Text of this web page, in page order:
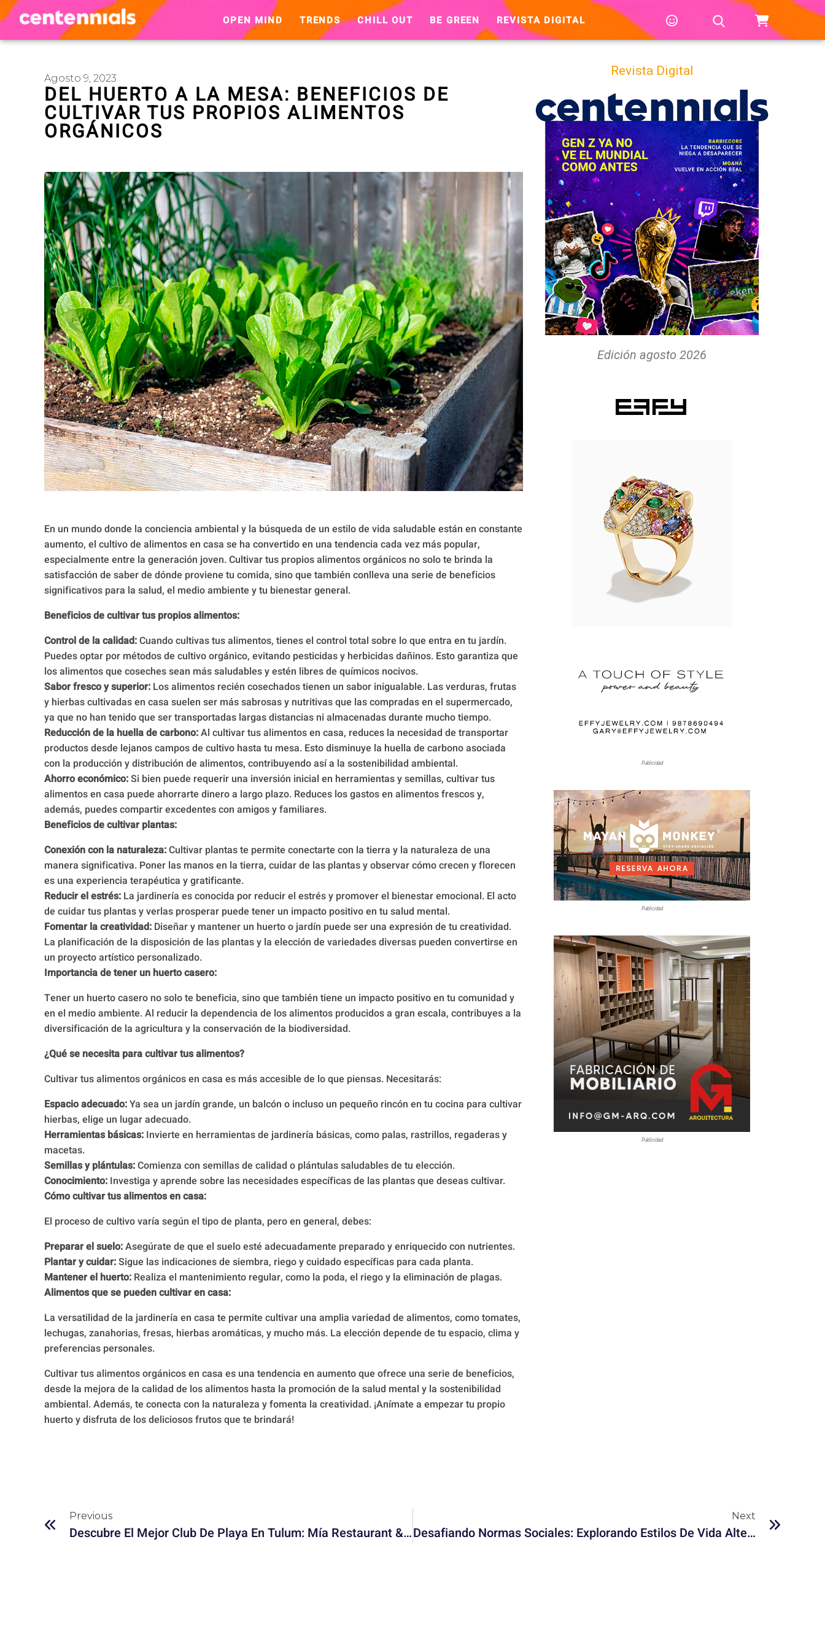
OPEN MIND TRENDS CHILL OUT BE GREEN REVISTA DIGITAL
Agosto 9, 2023
DEL HUERTO A LA MESA: BENEFICIOS DE
CULTIVAR TUS PROPIOS ALIMENTOS
ORGÁNICOS
En un mundo donde la conciencia ambiental y la búsqueda de un estilo de vida saludable están en constante
aumento, el cultivo de alimentos en casa se ha convertido en una tendencia cada vez más popular,
especialmente entre la generación joven. Cultivar tus propios alimentos orgánicos no solo te brinda la
satisfacción de saber de dónde proviene tu comida, sino que también conlleva una serie de beneficios
significativos para la salud, el medio ambiente y tu bienestar general.
Beneficios de cultivar tus propios alimentos:
Control de la calidad:Cuando cultivas tus alimentos, tienes el control total sobre lo que entra en tu jardín.
Puedes optar por métodos de cultivo orgánico, evitando pesticidas y herbicidas dañinos. Esto garantiza que
los alimentos que coseches sean más saludables y estén libres de químicos nocivos.
Sabor fresco y superior: Los alimentos recién cosechados tienen un sabor inigualable. Las verduras, frutas
y hierbas cultivadas en casa suelen ser más sabrosas y nutritivas que las compradas en el supermercado,
ya que no han tenido que ser transportadas largas distancias ni almacenadas durante mucho tiempo.
Reducción de la huella de carbono:Al cultivar tus alimentos en casa, reduces la necesidad de transportar
productos desde lejanos campos de cultivo hasta tu mesa. Esto disminuye la huella de carbono asociada
con la producción y distribución de alimentos, contribuyendo así a la sostenibilidad ambiental.
Ahorro económico:Si bien puede requerir una inversión inicial en herramientas y semillas, cultivar tus
alimentos en casa puede ahorrarte dinero a largo plazo. Reduces los gastos en alimentos frescos y,
además, puedes compartir excedentes con amigos y familiares.
Beneficios de cultivar plantas:
Conexión con la naturaleza:Cultivar plantas te permite conectarte con la tierra y la naturaleza de una
manera significativa. Poner las manos en la tierra, cuidar de las plantas y observar cómo crecen y florecen
es una experiencia terapéutica y gratificante.
Reducir el estrés: La jardinería es conocida por reducir el estrés y promover el bienestar emocional. El acto
de cuidar tus plantas y verlas prosperar puede tener un impacto positivo en tu salud mental.
Fomentar la creatividad: Diseñar y mantener un huerto o jardín puede ser una expresión de tu creatividad.
La planificación de la disposición de las plantas y la elección de variedades diversas pueden convertirse en
un proyecto artístico personalizado.
Importancia de tener un huerto casero:
Tener un huerto casero no solo te beneficia, sino que también tiene un impacto positivo en tu comunidad y
en el medio ambiente. Al reducir la dependencia de los alimentos producidos a gran escala, contribuyes a la
diversificación de la agricultura y la conservación de la biodiversidad.
¿Qué se necesita para cultivar tus alimentos?
Cultivar tus alimentos orgánicos en casa es más accesible de lo que piensas. Necesitarás:
Espacio adecuado:Ya sea un jardín grande, un balcón o incluso un pequeño rincón en tu cocina para cultivar
hierbas, elige un lugar adecuado.
Herramientas básicas: Invierte en herramientas de jardinería básicas, como palas, rastrillos, regaderas y
macetas.
Semillas y plántulas:Comienza con semillas de calidad o plántulas saludables de tu elección.
Conocimiento: Investiga y aprende sobre las necesidades específicas de las plantas que deseas cultivar.
Cómo cultivar tus alimentos en casa:
El proceso de cultivo varía según el tipo de planta, pero en general, debes:
Preparar el suelo:Asegúrate de que el suelo esté adecuadamente preparado y enriquecido con nutrientes.
Plantar y cuidar:Sigue las indicaciones de siembra, riego y cuidado específicas para cada planta.
Mantener el huerto: Realiza el mantenimiento regular, como la poda, el riego y la eliminación de plagas.
Alimentos que se pueden cultivar en casa:
La versatilidad de la jardinería en casa te permite cultivar una amplia variedad de alimentos, como tomates,
lechugas, zanahorias, fresas, hierbas aromáticas, y mucho más. La elección depende de tu espacio, clima y
preferencias personales.
Cultivar tus alimentos orgánicos en casa es una tendencia en aumento que ofrece una serie de beneficios,
desde la mejora de la calidad de los alimentos hasta la promoción de la salud mental y la sostenibilidad
ambiental. Además, te conecta con la naturaleza y fomenta la creatividad. ¡Anímate a empezar tu propio
huerto y disfruta de los deliciosos frutos que te brindará!
Revista Digital
Edición agosto 2026
Publicidad
Publicidad
Publicidad
Previous
Descubre El Mejor Club De Playa En Tulum: Mía Restaurant & Beach Club
Next
Desafiando Normas Sociales: Explorando Estilos De Vida Alternativos En México